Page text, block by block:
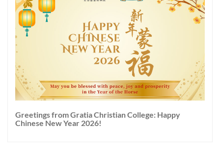
Greetings from Gratia Christian College: Happy
Chinese New Year 2026!